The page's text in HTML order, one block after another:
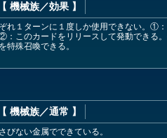
【 機械族／効果 】
１ターンに１度しか使用できない。①
このカードをリリースして発動できる
特殊召喚できる。
【 機械族／通常 】
びない金属でできている。